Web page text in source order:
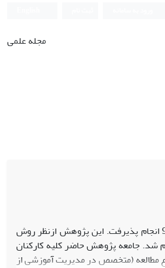
مجله علمی
پژوهش حاضر با هدف ارائه الگویی برای مدیریت غیرمتمرکز در آموزش‌وپرورش در سال تحصیلی 1397-98 انجام پذیرفت. این پژوهش ازنظر روش
شد. جامعه پژوهش حاضر کلیه کارکنان
افراد صاحب‌تجربه در زمینه موضوع مطالعه (متخصص در مدیریت آموزشی از